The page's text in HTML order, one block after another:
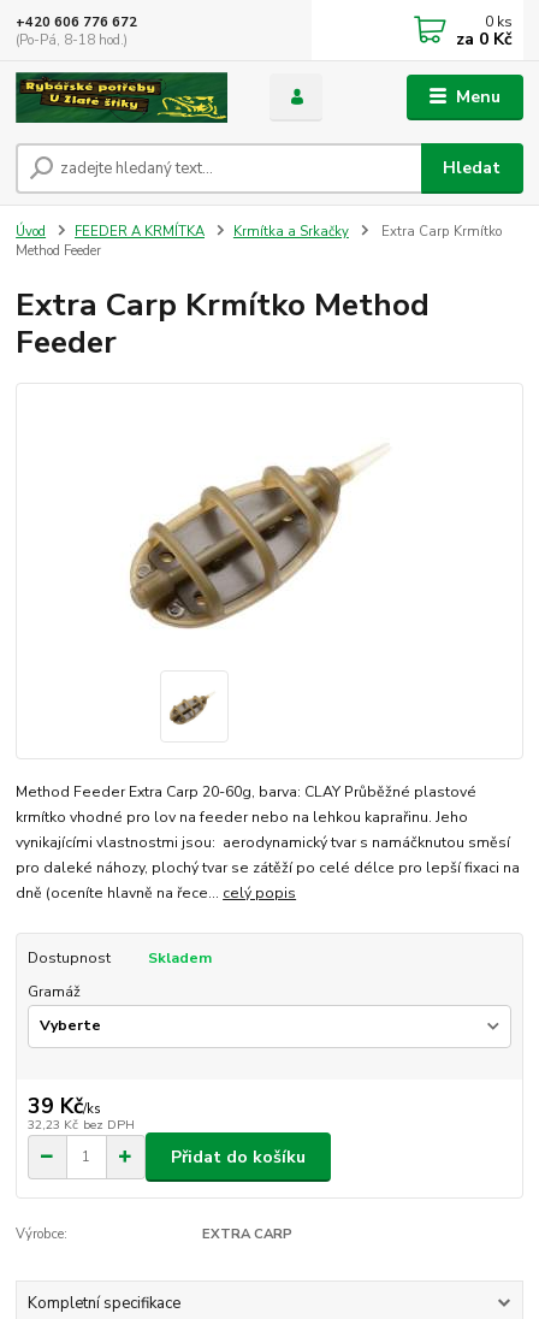
Menu
Hledat
+420 606 776 672
(Po-Pá, 8-18 hod.)
0 ks
za 0 Kč
Úvod FEEDER A KRMÍTKA Krmítka a Srkačky
Extra Carp Krmítko
Method Feeder
Extra Carp Krmítko Method
Feeder
Method Feeder Extra Carp 20-60g, barva: CLAY Průběžné plastové
krmítko vhodné pro lov na feeder nebo na lehkou kaprařinu. Jeho
vynikajícími vlastnostmi jsou: aerodynamický tvar s namáčknutou směsí
pro daleké náhozy, plochý tvar se zátěží po celé délce pro lepší fixaci na
dně (oceníte hlavně na řece... celý popis
Dostupnost
Skladem
Gramáž
39 Kč/ks
32,23 Kč bez DPH
Přidat do košíku
Výrobce: EXTRA CARP
Kompletní specifikace